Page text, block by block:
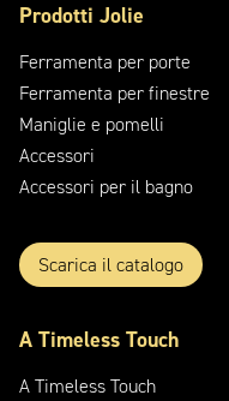
Prodotti Jolie
Ferramenta per porte
Ferramenta per finestre
Maniglie e pomelli
Accessori
Accessori per il bagno
Scarica il catalogo
A Timeless Touch
ATimelessTouch